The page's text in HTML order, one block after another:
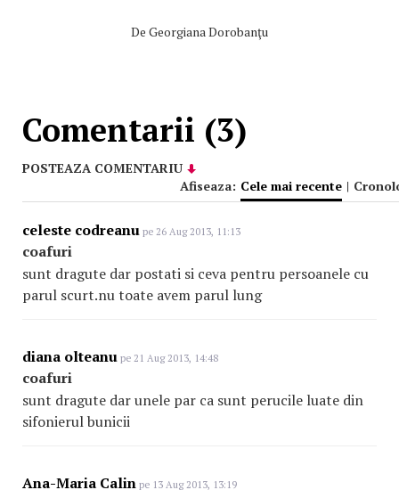
De Georgiana Dorobanţu
Comentarii (3)
POSTEAZA COMENTARIU
Afiseaza: Cele mai recente |
celeste codreanu pe 26 Aug 2013, 11:13
coafuri
sunt dragute dar postati si ceva pentru persoanele cu
parul scurt.nu toate avem parul lung
diana olteanu pe 21 Aug 2013, 14:48
coafuri
sunt dragute dar unele par ca sunt perucile luate din
sifonierul bunicii
Ana-Maria Calin pe 13 Aug 2013, 13:19